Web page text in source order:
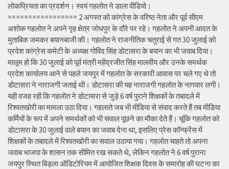
लोकप्रियता का प्रदर्शन। स्वयं गहलोत ने डाला वीडियो।
================= 2 अगस्त को कांग्रेस के वरिष्ठ नेता और पूर्व सीएम
अशोक गहलोत ने अपने गृह क्षेत्र जोधपुर के दौरे पर रहे। गहलोत ने अपनी आदत के
मुताबिक जमकर बयानबाजी की। गहलोत ने राजनीतिक चतुराई से गत 30 जुलाई को
प्रदेश कांग्रेस कमेटी के अध्यक्ष गोविंद सिंह डोटासरा के बयान का भी जवाब दिया।
मालूम हो कि 30 जुलाई को पूर्व मंत्री महेंद्रजीत सिंह मालवीय और उनके समर्थक
प्रदेश कार्यालय आने से पहले जयपुर में गहलोत के सरकारी आवास पर चले गए थे तो
डोटासरा ने नाराजगी जताई थी। डोटासरा की यह नाराजगी गहलोत के नागवार लगी।
यही वजह रही कि गहलोत ने डोटासरा से जुड़े 6 वर्ष पुराने शिक्षकों के तबादले में
रिश्वतखोरी का मामला उठा दिया। गहलाते जब भी मीडिया से संवाद करते हैं तब मीडिया
कर्मियों के रूप में अपने समर्थकों को भी सवाल पूछने का मौका देते हैं। चूंकि गहलोत को
डोटासरा के 30 जुलाई वाले बयान का जवाब देना था, इसलिए प्रेस कॉन्फ्रेंस में
शिक्षकों के तबादले में रिश्वतखोरी का सवाल उठाया गया। गहलोत चाहते तो अपना
जवाब भाजपा के शासन तक सीमित रख सकते थे, लेकिन गहलोत ने 6 वर्ष पुराना
जयपुर स्थित बिड़ला ऑडिटोरियम में आयोजित शिक्षक दिवस के समारोह की घटना का